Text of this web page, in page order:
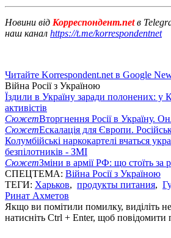
Новини від Корреспондент.netв
наш канал https://t.me/korrespondentnet
Читайте Korrespondent.net в Google
Війна Росії з Україною
Їздили в Україну заради полонених: у
активістів
СюжетВторгнення Росії в Україну.
СюжетЕскалація для Європи.
Колумбійські наркокартелі вчаться
безпілотників - ЗМІ
СюжетЗміни в армії РФ: що стоїть за
СПЕЦТЕМА: Війна Росії з Україною
ТЕГИ: Харьков, продукты питания,
Ринат Ахметов
Якщо ви помітили помилку, виділіть
натисніть Ctrl + Enter, щоб повідомити